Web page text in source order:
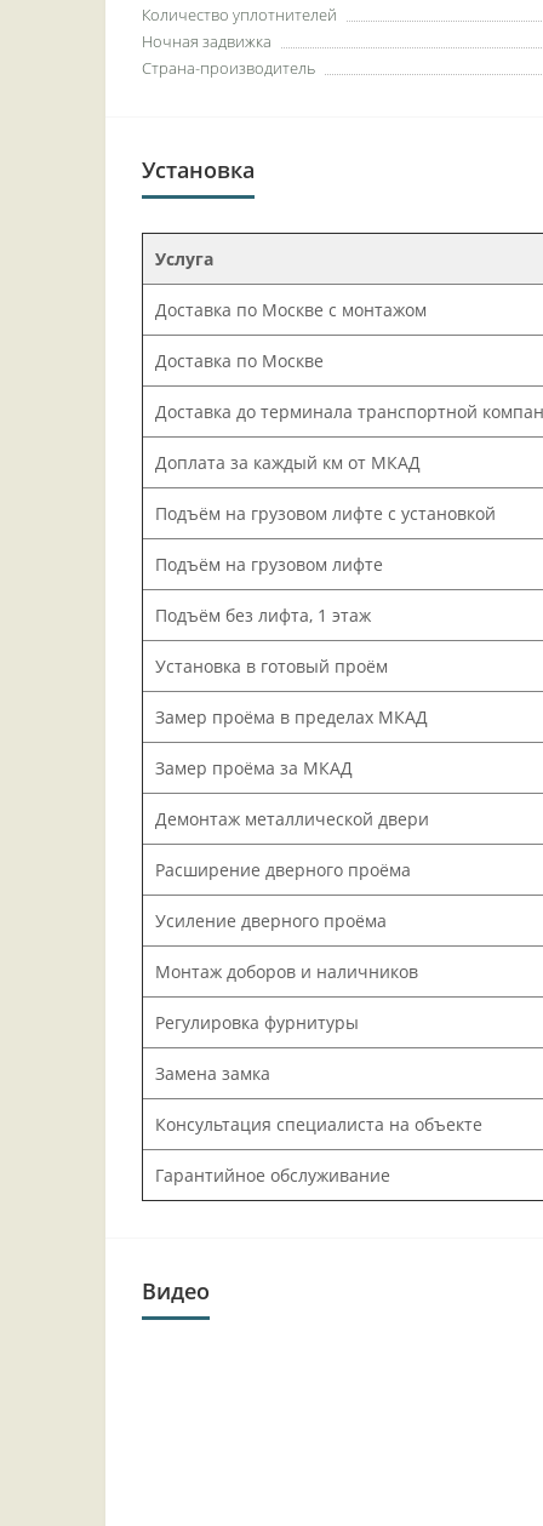
Количество уплотнителей
Ночная задвижка
Страна-производитель
Установка
Услуга
Доставка по Москве с монтажом
Доставка по Москве
Доставка до терминала транспортной
Доплата за каждый км от МКАД
Подъём на грузовом лифте с установкой
Подъём на грузовом лифте
Подъём без лифта, 1 этаж
Установка в готовый проём
Замер проёма в пределах МКАД
Замер проёма за МКАД
Демонтаж металлической двери
Расширение дверного проёма
Усиление дверного проёма
Монтаж доборов и наличников
Регулировка фурнитуры
Замена замка
Консультация специалиста на объекте
Гарантийное обслуживание
Видео